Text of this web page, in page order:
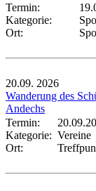
Termin:
Kategorie:
Ort:
20.09. 2026
Wanderung des
Andechs
Termin:
Kategorie: Vereine
Ort: